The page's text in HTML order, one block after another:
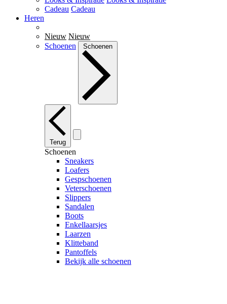
Cadeau Cadeau
Heren
Nieuw Nieuw
Schoenen
Schoenen
Terug
Schoenen
Sneakers
Loafers
Gespschoenen
Veterschoenen
Slippers
Sandalen
Boots
Enkellaarsjes
Laarzen
Klitteband
Pantoffels
Bekijk alle schoenen